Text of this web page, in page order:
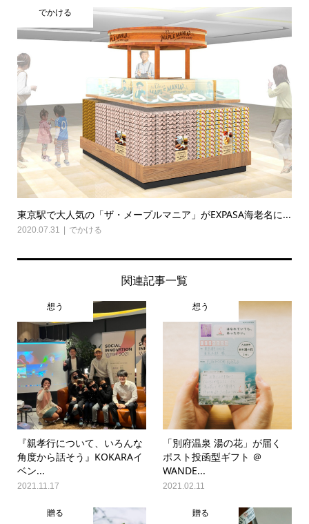
でかける
東京駅で大人気の「ザ・メープルマニア」がEXPASA海老名に...
2020.07.31 でかける
関連記事一覧
想う
『親孝行について、いろんな
角度から話そう』KOKARAイ
ベン...
2021.11.17
想う
「別府温泉 湯の花」が届く
ポスト投函型ギフト ＠
WANDE...
2021.02.11
贈る 贈る